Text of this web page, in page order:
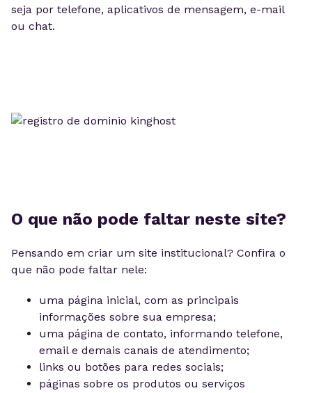
seja por telefone, aplicativos de mensagem, e-mail
ou chat.
O que não pode faltar neste site?
Pensando em criar um site institucional? Confira o
que não pode faltar nele:
uma página inicial, com as principais
informações sobre sua empresa;
uma página de contato, informando telefone,
email e demais canais de atendimento;
links ou botões para redes sociais;
páginas sobre os produtos ou serviços